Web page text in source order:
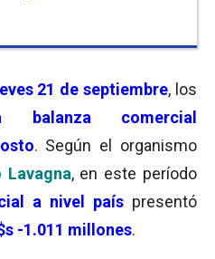
21 de septiembre, los
comercial
. Según el organismo
Lavagna, en este período
a nivel país presentó
-1.011 millones.